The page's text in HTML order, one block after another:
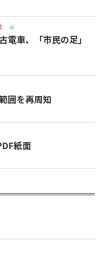
電車、「市民の足」
囲を再周知
紙面